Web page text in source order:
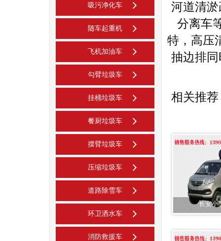
吸污净化车
随车起重机
飞机加油车
勾臂垃圾车
挂桶垃圾车
餐厨垃圾车
摆臂垃圾车
压缩垃圾车
道路除雪车
环卫洒水车
消防救援车
河道清
分离车
特，高压
抽边排
相关推
长安小